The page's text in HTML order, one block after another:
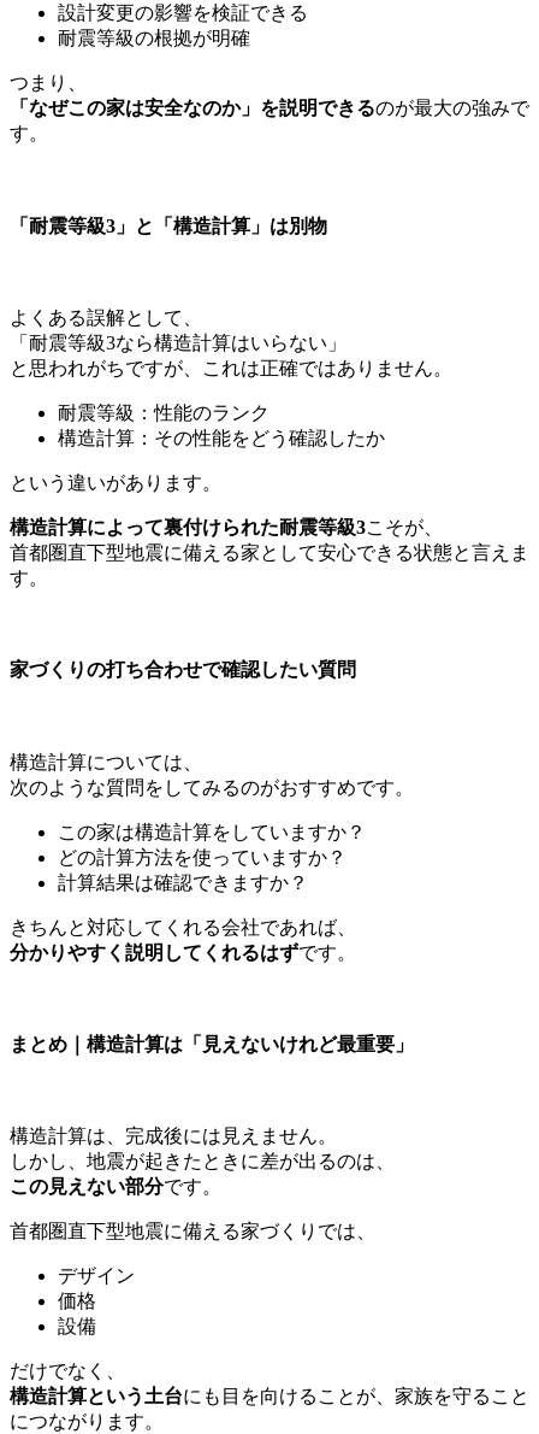
設計変更の影響を検証できる
耐震等級の根拠が明確
つまり、
「なぜこの家は安全なのか」を説明できるのが最大の強みで
す。
「耐震等級3」と「構造計算」は別物
よくある誤解として、
「耐震等級3なら構造計算はいらない」
と思われがちですが、これは正確ではありません。
耐震等級：性能のランク
構造計算：その性能をどう確認したか
という違いがあります。
構造計算によって裏付けられた耐震等級3こそが、
首都圏直下型地震に備える家として安心できる状態と言えま
す。
家づくりの打ち合わせで確認したい質問
構造計算については、
次のような質問をしてみるのがおすすめです。
この家は構造計算をしていますか？
どの計算方法を使っていますか？
計算結果は確認できますか？
きちんと対応してくれる会社であれば、
分かりやすく説明してくれるはずです。
まとめ｜構造計算は「見えないけれど最重要」
構造計算は、完成後には見えません。
しかし、地震が起きたときに差が出るのは、
この見えない部分です。
首都圏直下型地震に備える家づくりでは、
デザイン
価格
設備
だけでなく、
構造計算という土台にも目を向けることが、家族を守ること
につながります。